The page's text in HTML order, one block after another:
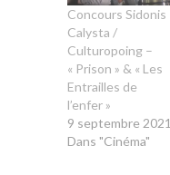
Concours Sidonis
Calysta /
Culturopoing –
« Prison » & « Les
Entrailles de
l’enfer »
9 septembre 2021
Dans "Cinéma"